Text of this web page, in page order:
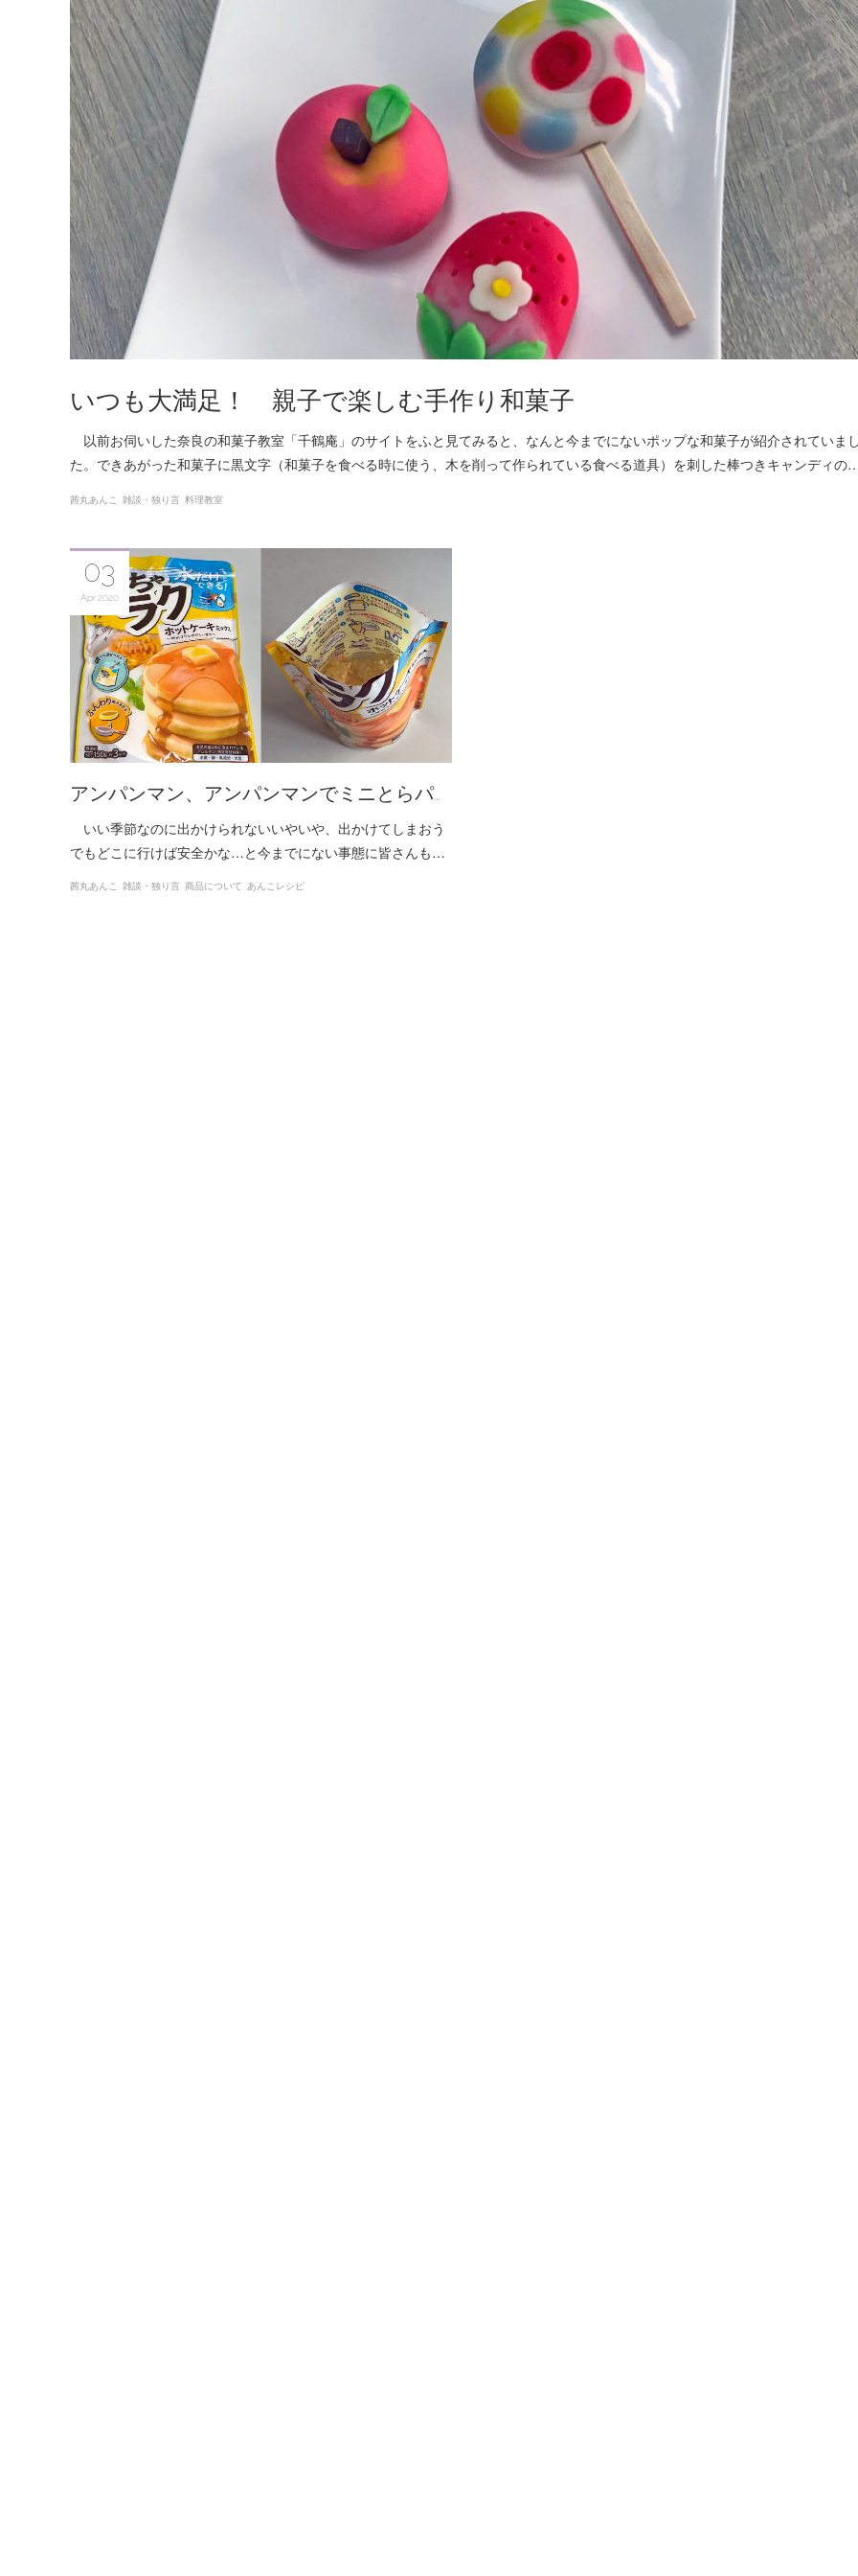
いつも大満足！ 親子で楽しむ手作り和菓子
以前お伺いした奈良の和菓子教室「千鶴庵」のサイトをふと見てみると、なんと今までにないポップな和菓子が紹介されていまし
た。できあがった和菓子に黒文字（和菓子を食べる時に使う、木を削って作られている食べる道具）を刺した棒つきキャンディの
茜丸あんこ 雑談・独り言 料理教室
アンパンマン、アンパンマンでミニとらパ…
いい季節なのに出かけられないいやいや、出かけてしまおう
でもどこに行けば安全かな…と今までにない事態に皆さんも…
03
Apr 2020
茜丸あんこ 雑談・独り言 商品について あんこレシピ